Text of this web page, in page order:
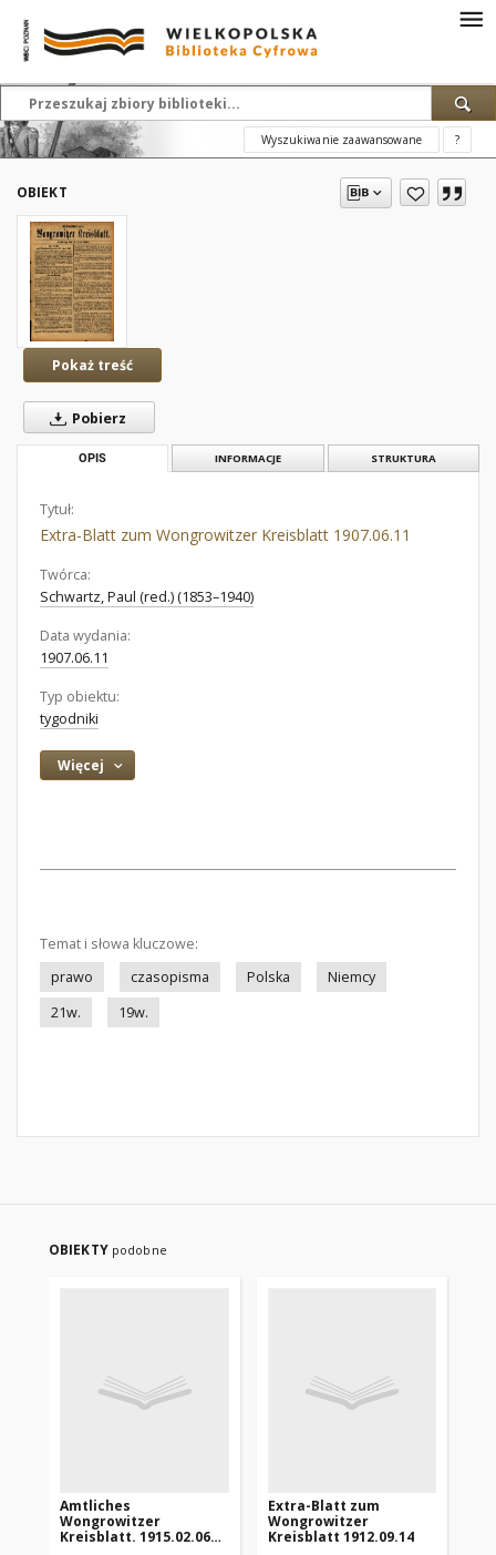
Wyszukiwanie zaawansowane ?
OBIEKT
Pokaż treść
Pobierz
OPIS INFORMACJE STRUKTURA
Tytuł:
Extra-Blatt zum Wongrowitzer Kreisblatt 1907.06.11
Twórca:
Schwartz, Paul (red.) (1853–1940)
Data wydania:
1907.06.11
Typ obiektu:
tygodniki
Więcej
Temat i słowa kluczowe:
prawo
czasopisma Polska
Niemcy
21w.
19w.
OBIEKTY podobne
Amtliches
Wongrowitzer
Kreisblatt. 1915.02.06
Extra-Blatt zum
Wongrowitzer
Kreisblatt 1912.09.14